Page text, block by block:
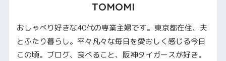
TOMOMI
おしゃべり好きな40代の専業主婦です。東京都在住、夫
とふたり暮らし。平々凡々な毎日を愛おしく感じる今日
この頃。ブログ、食べること、阪神タイガースが好き。